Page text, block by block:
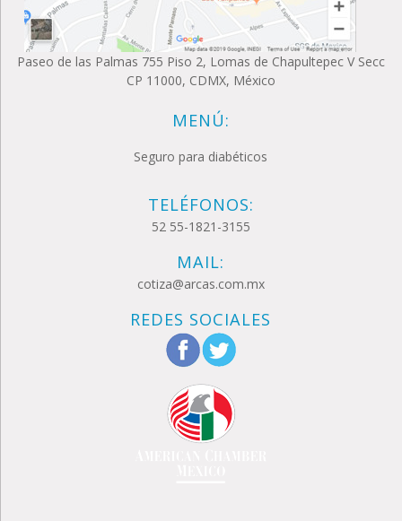
Paseo de las Palmas 755 Piso 2, Lomas de Chapultepec V Secc
CP 11000, CDMX, México
MENÚ:
Seguro para diabéticos
TELÉFONOS:
52 55-1821-3155
MAIL:
cotiza@arcas.com.mx
REDES SOCIALES